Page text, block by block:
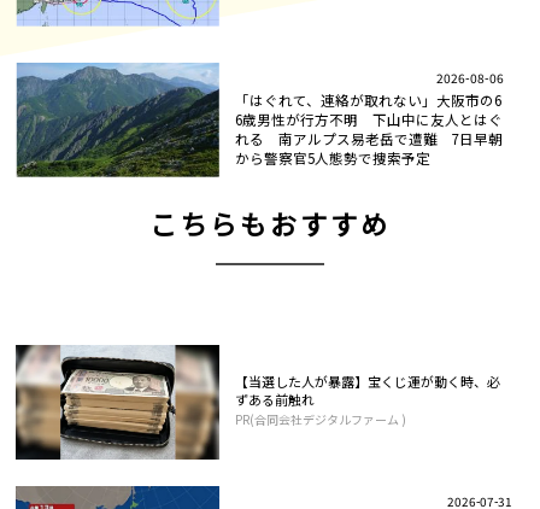
2026-08-06
「はぐれて、連絡が取れない」大阪市の6
6歳男性が行方不明 下山中に友人とはぐ
れる 南アルプス易老岳で遭難 7日早朝
から警察官5人態勢で捜索予定
こちらもおすすめ
【当選した人が暴露】宝くじ運が動く時、必
ずある前触れ
PR(合同会社デジタルファーム )
2026-07-31